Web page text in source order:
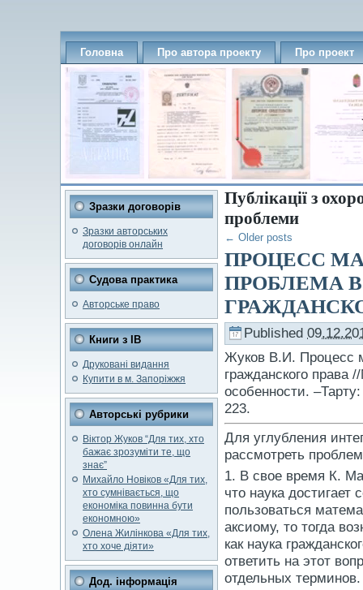
Головна Про автора проекту Про проект
Зразки договорів
Зразки авторських
договорів онлайн
Судова практика
Авторське право
Книги з ІВ
Друковані видання
Купити в м. Запоріжжя
Авторські рубрики
Віктор Жуков “Для тих, хто
бажає зрозуміти те, що
знає”
Михайло Новіков «Для тих,
хто сумнівається, що
економіка повинна бути
економною»
Олена Жилінкова «Для тих,
хто хоче діяти»
Дод. інформація
Публікації з
проблеми
← Older posts
ПРОЦЕСС
ПРОБЛЕМА
Published
Жуков В.И. Процесс
гражданского
особенности.
223.
Для углубления
рассмотреть
1. В свое время К.
что наука достигает
пользоваться
аксиому, то тогда
как наука
ответить на этот
отдельных терминов.